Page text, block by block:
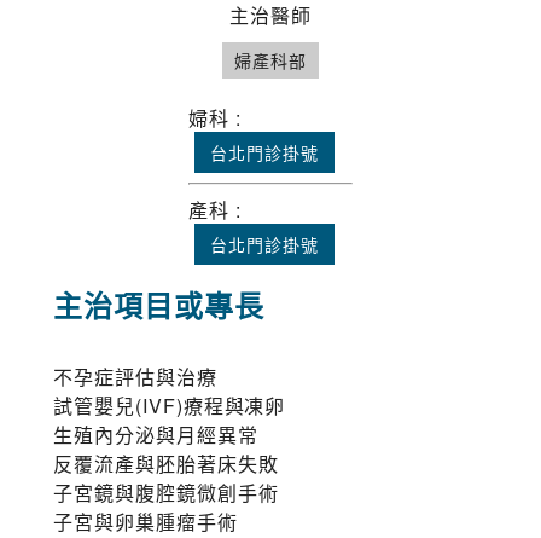
主治醫師
婦產科部
婦科 :
台北門診掛號
產科 :
台北門診掛號
主治項目或專長
不孕症評估與治療
試管嬰兒(IVF)療程與凍卵
生殖內分泌與月經異常
反覆流產與胚胎著床失敗
子宮鏡與腹腔鏡微創手術
子宮與卵巢腫瘤手術